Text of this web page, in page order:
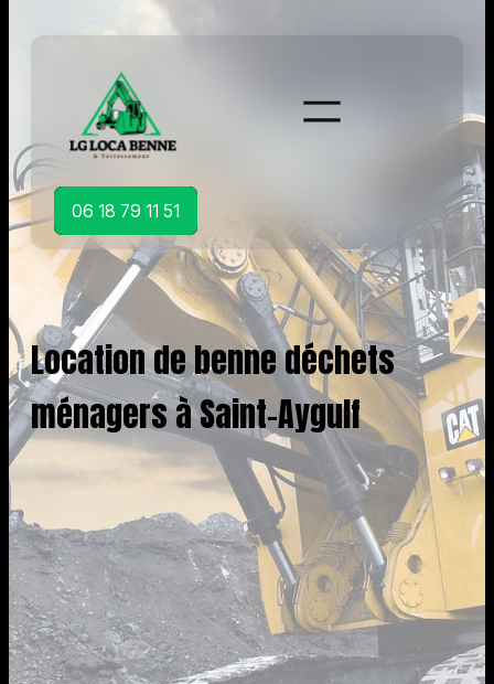
06 18 79 11 51
Location de benne déchets
ménagers à Saint-Aygulf